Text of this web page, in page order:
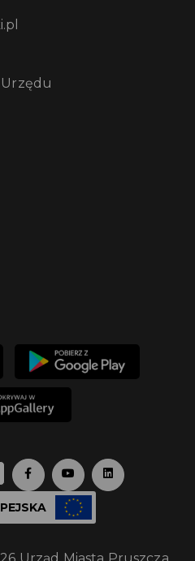
Urzędu
Urząd Miasta Pruszcza